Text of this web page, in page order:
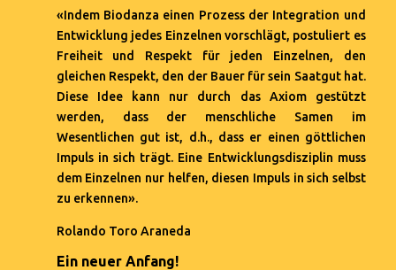
«Indem Biodanza einen Prozess der Integration und
Entwicklung jedes Einzelnen vorschlägt, postuliert es
Freiheit und Respekt für jeden Einzelnen, den
gleichen Respekt, den der Bauer für sein Saatgut hat.
Diese Idee kann nur durch das Axiom gestützt
werden, dass der menschliche Samen im
Wesentlichen gut ist, d.h., dass er einen göttlichen
Impuls in sich trägt. Eine Entwicklungsdisziplin muss
dem Einzelnen nur helfen, diesen Impuls in sich selbst
zu erkennen».
Rolando Toro Araneda
Ein neuer Anfang!